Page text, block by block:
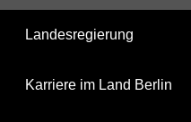
Landesregierung
Karriere im Land Berlin